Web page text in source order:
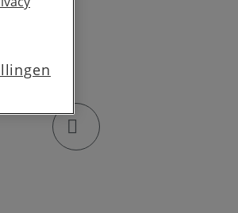
klik om de deellinks te openen